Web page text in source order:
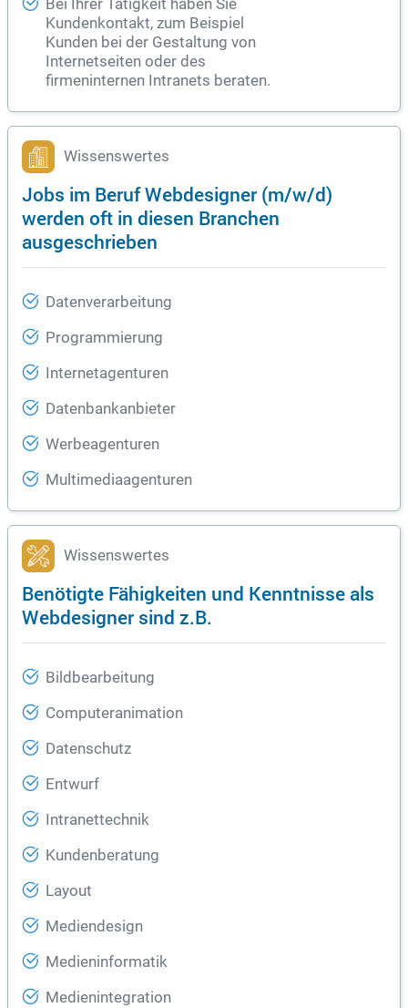
Bei Ihrer Tätigkeit haben Sie
Kundenkontakt, zum Beispiel
Kunden bei der Gestaltung von
Internetseiten oder des
firmeninternen Intranets beraten.
Wissenswertes
Jobs im Beruf Webdesigner (m/w/d)
werden oft in diesen Branchen
ausgeschrieben
Datenverarbeitung
Programmierung
Internetagenturen
Datenbankanbieter
Werbeagenturen
Multimediaagenturen
Wissenswertes
Benötigte Fähigkeiten und Kenntnisse als
Webdesigner sind z.B.
Bildbearbeitung
Computeranimation
Datenschutz
Entwurf
Intranettechnik
Kundenberatung
Layout
Mediendesign
Medieninformatik
Medienintegration